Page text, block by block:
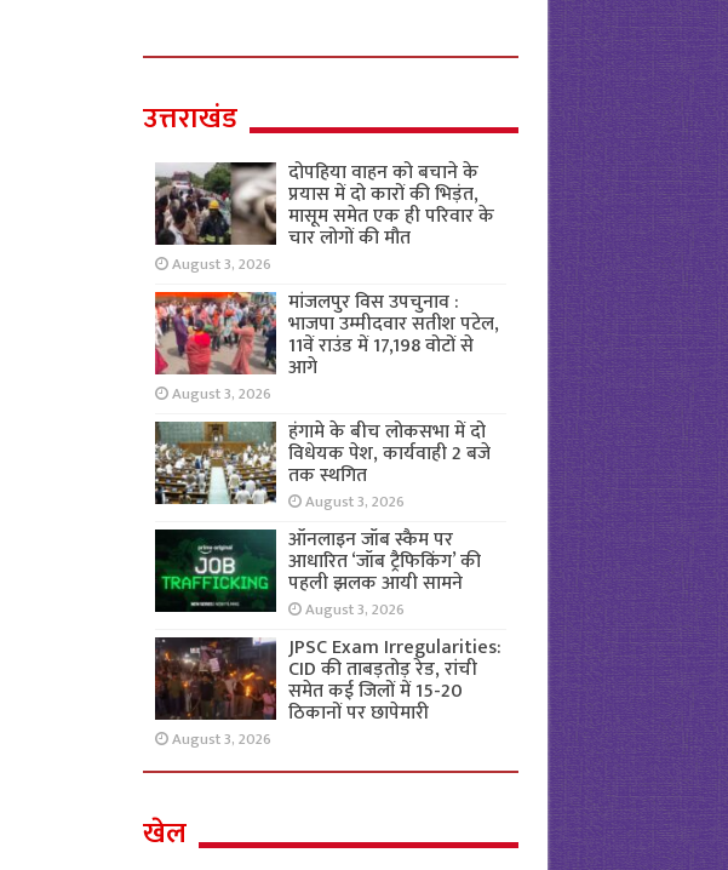
उत्तराखंड
दोपहिया वाहन को बचाने के
प्रयास में दो कारों की भिड़ंत,
मासूम समेत एक ही परिवार के
चार लोगों की मौत
August 3, 2026
मांजलपुर विस उपचुनाव :
भाजपा उम्मीदवार सतीश पटेल,
11वें राउंड में 17,198 वोटों से
आगे
August 3, 2026
हंगामे के बीच लोकसभा में दो
विधेयक पेश, कार्यवाही 2 बजे
तक स्थगित
August 3, 2026
ऑनलाइन जॉब स्कैम पर
आधारित ‘जॉब ट्रैफिकिंग’ की
पहली झलक आयी सामने
August 3, 2026
JPSC Exam Irregularities:
CID की ताबड़तोड़ रेड, रांची
समेत कई जिलों में 15-20
ठिकानों पर छापेमारी
August 3, 2026
खेल